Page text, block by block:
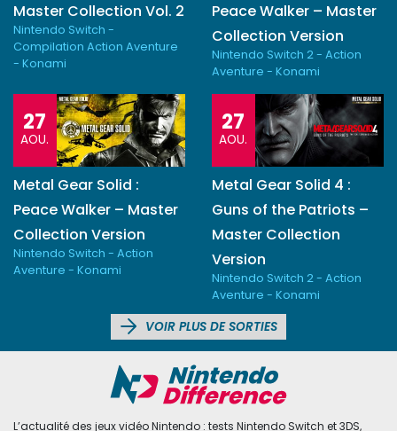
Master Collection Vol. 2
Nintendo Switch -
Compilation Action Aventure
- Konami
Peace Walker – Master
Collection Version
Nintendo Switch 2 - Action
Aventure - Konami
27
AOU.
Metal Gear Solid :
Peace Walker – Master
Collection Version
Nintendo Switch - Action
Aventure - Konami
27
AOU.
Metal Gear Solid 4 :
Guns of the Patriots –
Master Collection
Version
Nintendo Switch 2 - Action
Aventure - Konami
VOIR PLUS DE SORTIES
L’actualité des jeux vidéo Nintendo : tests Nintendo Switch et 3DS,